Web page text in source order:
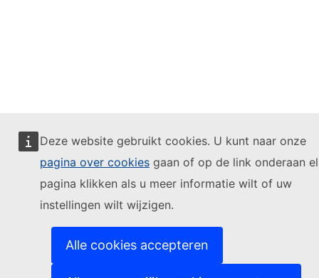
Deze website gebruikt cookies. U kunt naar onze
pagina over cookies gaan of op de link onderaan
pagina klikken als u meer informatie wilt of uw
instellingen wilt wijzigen.
Alle cookies accepteren